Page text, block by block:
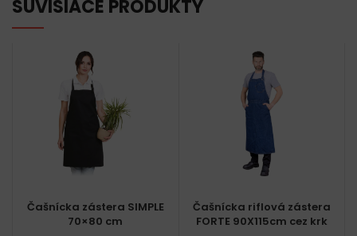
SÚVISIACE PRODUKTY
Čašnícka zástera SIMPLE
70×80 cm
Čašnícka riflová zástera
FORTE 90X115cm cez krk